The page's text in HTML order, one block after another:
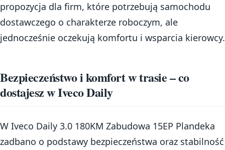
propozycja dla firm, które potrzebują samochodu
dostawczego o charakterze roboczym, ale
jednocześnie oczekują komfortu i wsparcia kierowcy.
Bezpieczeństwo i komfort w trasie – co
dostajesz w Iveco Daily
W Iveco Daily 3.0 180KM Zabudowa 15EP Plandeka
zadbano o podstawy bezpieczeństwa oraz stabilność